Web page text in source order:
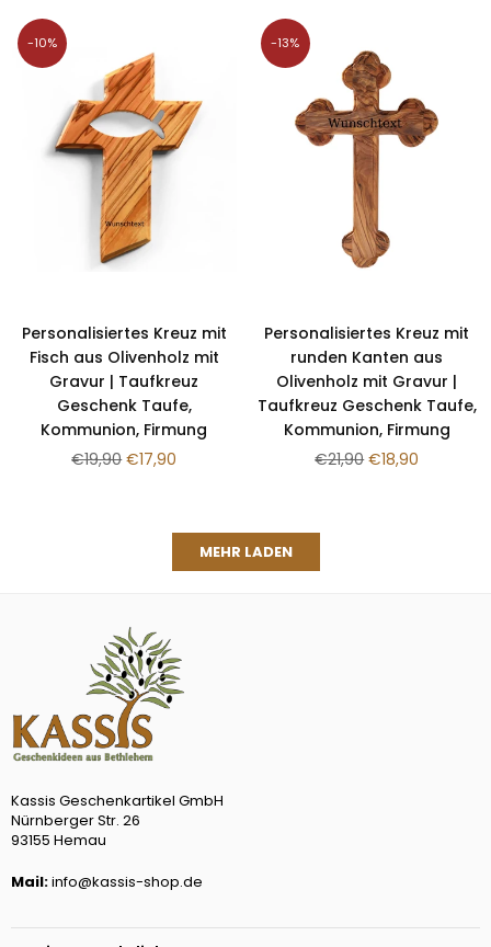
-10%
Personalisiertes Kreuz mit
Fisch aus Olivenholz mit
Gravur | Taufkreuz
Geschenk Taufe,
Kommunion, Firmung
Normaler
€19,90 €17,90
-13%
Personalisiertes Kreuz mit
runden Kanten aus
Olivenholz mit Gravur |
Taufkreuz Geschenk Taufe,
Kommunion, Firmung
Normaler
€21,90 €18,90
MEHR LADEN
Kassis Geschenkartikel GmbH
Nürnberger Str. 26
93155 Hemau
Mail:info@kassis-shop.de